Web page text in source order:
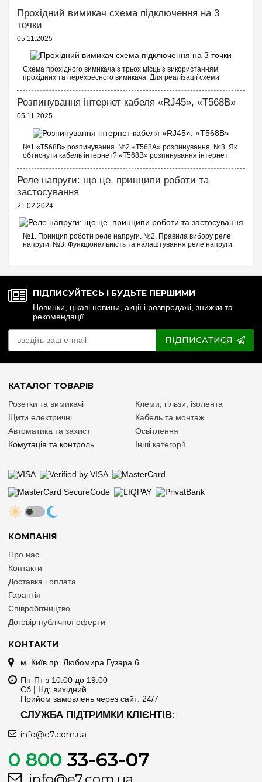
Сумісність — Усі пристрої Hager відповідають міжнародним
стандартам та можуть бути використані в різних електричних
системах.
Електричні розподільні щити в житлових, комерційних та
промислових будівлях.
Автоматизація та захист електричних ланцюгів у
Системи керування освітленням, опаленням та вентиляцією,
де потрібна автоматизація роботи.
Захист обладнання від коротких замикань, перевантажень та
Порада щодо використання: Модульні пристрої Hager ідеальні
для проектів, що потребують надійного захисту електричних
ланцюгів та автоматизації процесів. Уважно вибирайте
пристрої залежно від ваших потреб: для захисту людей –
використовуйте ПЗВ, для захисту обладнання від
перевантажень – автоматичні вимикачі, а для контролю часу
роботи – реле часу.
Прохідний вимикач схема підключення на 3
точки
05.11.2025
Схема прохідного вимикача з трьох місць з використанням
прохідних та перехресного вимикача. Для реалізації схеми
Розпинування інтернет кабеля «RJ45», «T568B»
05.11.2025
№1.«T568B» розпинування. №2.«T568A» розпинування. №3. Як
обтиснути кабель інтернет? «T568B» розпинування інтернет
Реле напруги: що це, принципи роботи та
застосування
21.02.2024
№1. Принцип роботи реле напруги. №2. Правила вибору реле
напруги. №3. Функціональність та налаштування реле напруги.
ПІДПИСУЙТЕСЬ І БУДЬТЕ ПЕРШИМИ
Новинки, цікаві новини, акції і розпродажі, знижки та
рекомендації
ПІДПИСАТИСЯ
КОНТАКТИ
м. Київ пр. Любомира Гузара 6
Пн-Пт з 10:00 до 19:00
Сб | Нд: вихідний
Прийом замовлень через сайт: 24/7
СЛУЖБА ПІДТРИМКИ КЛІЄНТІВ:
info@e7.com.ua
0 800 33-63-07
КОМПАНІЯ
Про нас
Контакти
Доставка і оплата
Гарантія
Співробітництво
Договір публічної оферти
КАТАЛОГ ТОВАРІВ
Розетки та вимикачі
Щити електричні
Автоматика та захист
Комутація та контроль
Клеми, гільзи, ізолента
Кабель та монтаж
Освітлення
Інші категорії